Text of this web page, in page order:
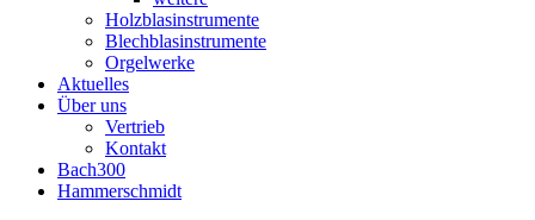
Holzblasinstrumente
Blechblasinstrumente
Orgelwerke
Aktuelles
Über uns
Vertrieb
Kontakt
Bach300
Hammerschmidt